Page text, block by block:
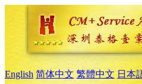
English 简体中文 繁體中文 日本